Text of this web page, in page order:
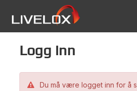
Logg inn
Du må være logget inn for å